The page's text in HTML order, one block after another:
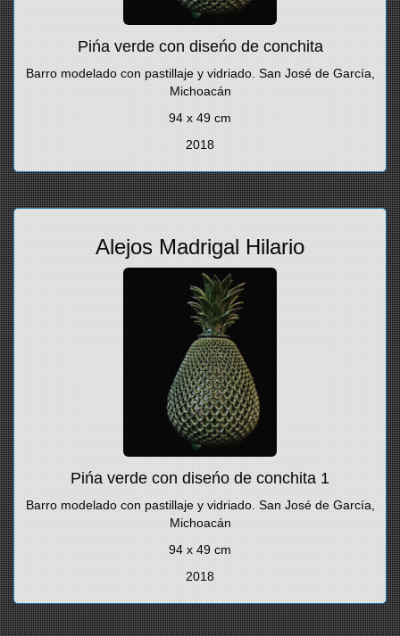
Pińa verde con diseńo de conchita
Barro modelado con pastillaje y vidriado. San José de García,
Michoacán
94 x 49 cm
2018
Alejos Madrigal Hilario
Pińa verde con diseńo de conchita 1
Barro modelado con pastillaje y vidriado. San José de García,
Michoacán
94 x 49 cm
2018